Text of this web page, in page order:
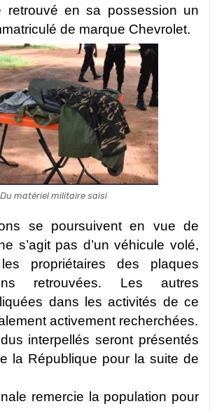
retrouvé en sa possession un
de marque Chevrolet.
Du matériel militaire saisi
se poursuivent en vue de
s’agit pas d’un véhicule volé,
propriétaires des plaques
retrouvées. Les autres
dans les activités de ce
activement recherchées.
interpellés seront présentés
la République pour la suite de
remercie la population pour